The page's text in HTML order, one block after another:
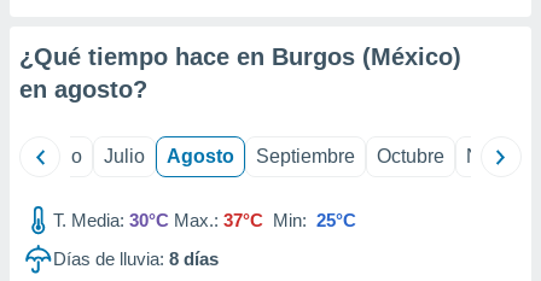
e
mediante
publicidad
publicidad
de
¿Qué tiempo hace en Burgos (México)
en agosto?
Junio Julio Agosto Septiembre Octubre
T. Media: 30°C Max.: 37°C Min: 25°C
Días de lluvia: 8 días